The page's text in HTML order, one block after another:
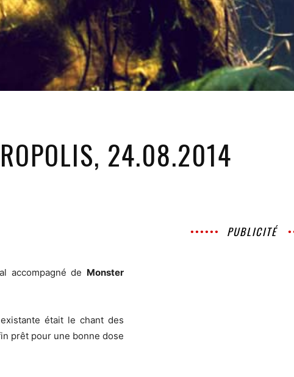
24.08.2014
accompagné de Monster
était le chant des
prêt pour une bonne dose
PUBLICITÉ